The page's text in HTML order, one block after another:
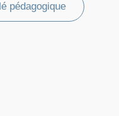
pédagogique